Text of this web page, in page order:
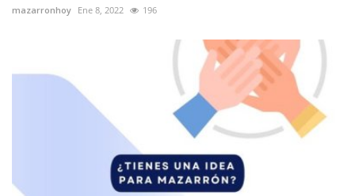
mazarronhoy Ene 8, 2022 196